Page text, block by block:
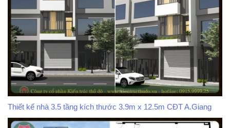
Thiết kế nhà 3.5 tầng kích thước 3.9m x 12.5m CĐT A.Giang